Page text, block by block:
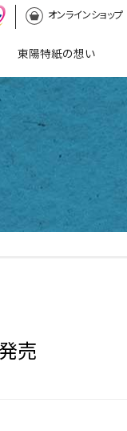
マーヤ
オンラインショップ
東陽特紙の想い
売